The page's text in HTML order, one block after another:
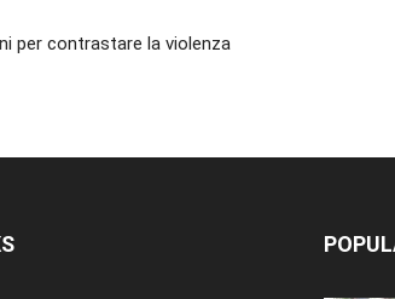
per contrastare la violenza